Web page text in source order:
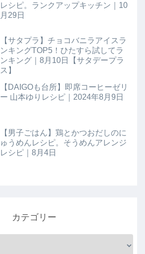
レシピ。ランクアップキッチン｜10
月29日
【サタプラ】チョコバニラアイスラ
ンキングTOP5！ひたすら試してラ
ンキング｜8月10日【サタデープラ
ス】
【DAIGOも台所】即席コーヒーゼリ
ー 山本ゆりレシピ｜2024年8月9日
【男子ごはん】鶏とかつおだしのに
ゅうめんレシピ。そうめんアレンジ
レシピ｜8月4日
カテゴリー